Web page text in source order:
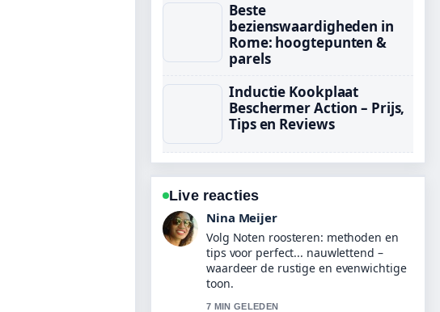
Beste
bezienswaardigheden in
Rome: hoogtepunten &
parels
Inductie Kookplaat
Beschermer Action – Prijs,
Tips en Reviews
Live reacties
Emma de Vries
Nuttige context bij Snowboard 2026
Olympische Spelen – programma
&#038;.... Houd deze live-updates
alsjeblieft gaande.
9 MIN GELEDEN